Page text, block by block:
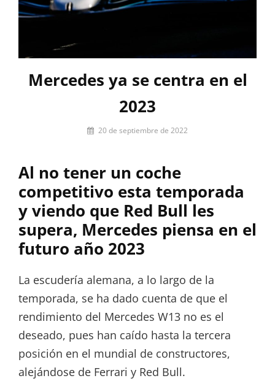
Mercedes ya se centra en el
2023
Por
Paquet
20 de septiembre de 2022
Al no tener un coche
competitivo esta temporada
y viendo que Red Bull les
supera, Mercedes piensa en el
futuro año 2023
La escudería alemana, a lo largo de la
temporada, se ha dado cuenta de que el
rendimiento del Mercedes W13 no es el
deseado, pues han caído hasta la tercera
posición en el mundial de constructores,
alejándose de Ferrari y Red Bull.